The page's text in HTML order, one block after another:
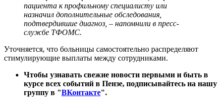
пациента к профильному специалисту или
назначил дополнительные обследования,
подтвердившие диагноз, – напомнили в пресс-
службе ТФОМС.
Уточняется, что больницы самостоятельно распределяют
стимулирующие выплаты между сотрудниками.
Чтобы узнавать свежие новости первыми и быть в
курсе всех событий в Пензе, подписывайтесь на нашу
группу в "ВКонтакте".